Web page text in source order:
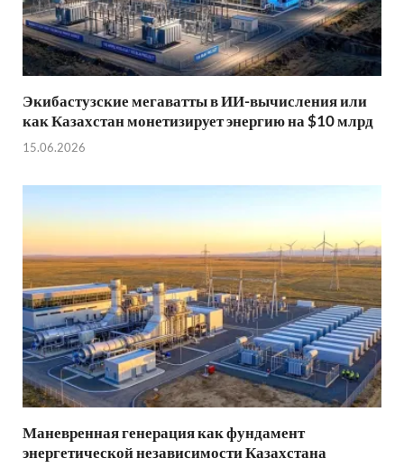
Экибастузские мегаватты в ИИ-вычисления или
как Казахстан монетизирует энергию на $10 млрд
15.06.2026
Маневренная генерация как фундамент
энергетической независимости Казахстана